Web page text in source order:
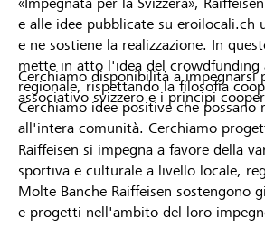
e alle idee pubblicate su eroilocali.ch
e ne sostiene la realizzazione. In
mette in atto l'idea del crowdfunding
regionale, rispettando la filosofia
Cerchiamo idee positive che possano
all'intera comunità. Cerchiamo
Cerchiamo disponibilità a impegnarsi
associativo svizzero e i principi
Raiffeisen si impegna a favore della
sportiva e culturale a livello locale,
Molte Banche Raiffeisen sostengono
e progetti nell'ambito del loro